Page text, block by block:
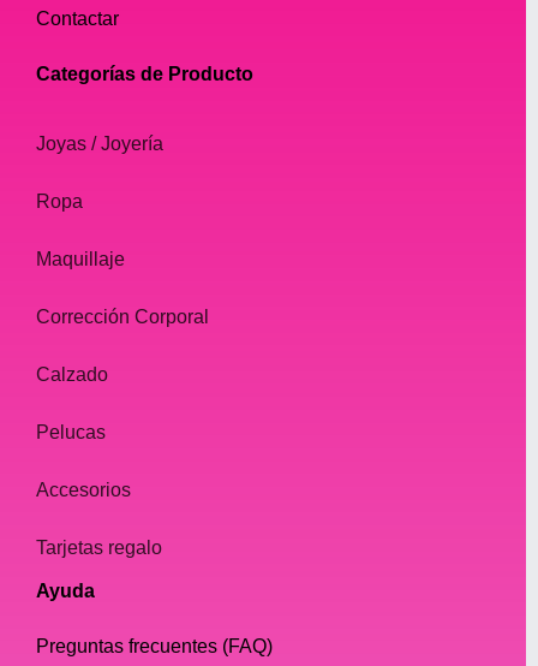
Contactar
Categorías de Producto
Joyas / Joyería
Ropa
Maquillaje
Corrección Corporal
Calzado
Pelucas
Accesorios
Tarjetas regalo
Ayuda
Preguntas frecuentes (FAQ)